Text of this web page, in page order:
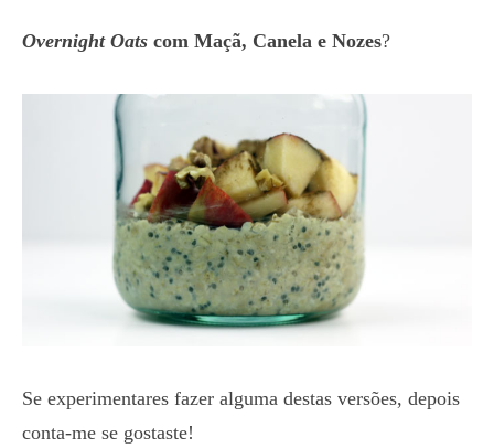
Overnight Oats com Maçã, Canela e Nozes?
Se experimentares fazer alguma destas versões, depois
conta-me se gostaste!